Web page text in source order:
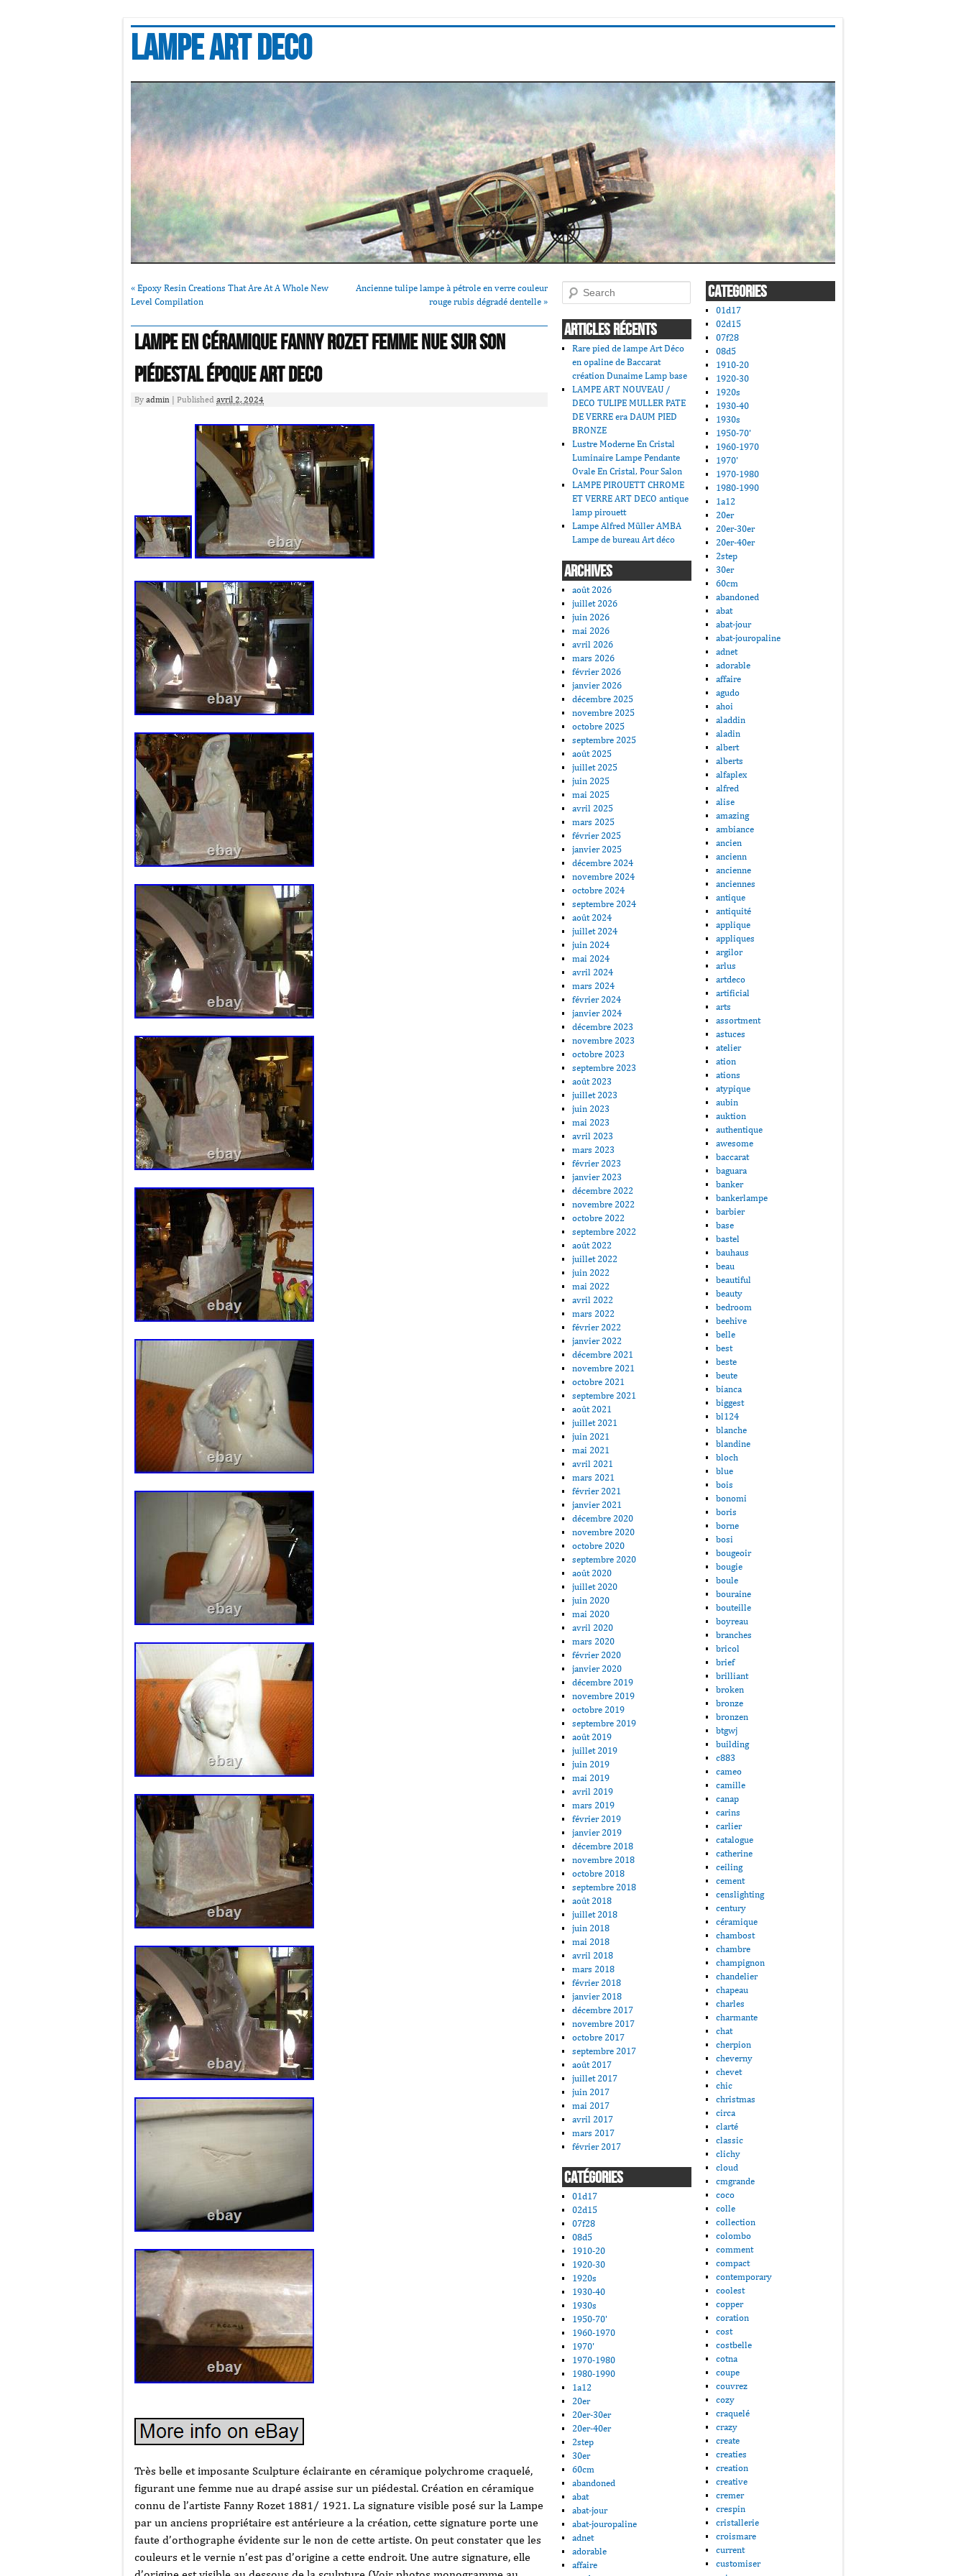
Lampe art deco
« Epoxy Resin Creations That Are At A Whole New
Level Compilation
Ancienne tulipe lampe à pétrole en verre couleur
rouge rubis dégradé dentelle »
Lampe en Céramique Fanny Rozet Femme nue sur son
piédestal époque ART DECO
By admin Published avril 2, 2024
Très belle et imposante Sculpture éclairante en céramique polychrome craquelé,
figurant une femme nue au drapé assise sur un piédestal. Création en céramique
connu de l’artiste Fanny Rozet 1881/ 1921. La signature visible posé sur la Lampe
par un anciens propriétaire est antérieure a la création, cette signature porte une
faute d’orthographe évidente sur le non de cette artiste. On peut constater que les
couleurs et le vernie n’est pas d’origine a cette endroit. Une autre signature, elle
Search
ARTICLES RÉCENTS
Rare pied de lampe Art Déco
en opaline de Baccarat
création Dunaime Lamp base
LAMPE ART NOUVEAU /
DECO TULIPE MULLER PATE
DE VERRE era DAUM PIED
BRONZE
Lustre Moderne En Cristal
Luminaire Lampe Pendante
Ovale En Cristal, Pour Salon
LAMPE PIROUETT CHROME
ET VERRE ART DECO antique
lamp pirouett
Lampe Alfred Müller AMBA
Lampe de bureau Art déco
ARCHIVES
août 2026
juillet 2026
juin 2026
mai 2026
avril 2026
mars 2026
février 2026
janvier 2026
décembre 2025
novembre 2025
octobre 2025
septembre 2025
août 2025
juillet 2025
juin 2025
mai 2025
avril 2025
mars 2025
février 2025
janvier 2025
décembre 2024
novembre 2024
octobre 2024
septembre 2024
août 2024
juillet 2024
juin 2024
mai 2024
avril 2024
mars 2024
février 2024
janvier 2024
décembre 2023
novembre 2023
octobre 2023
septembre 2023
août 2023
juillet 2023
juin 2023
mai 2023
avril 2023
mars 2023
février 2023
janvier 2023
décembre 2022
novembre 2022
octobre 2022
septembre 2022
août 2022
juillet 2022
juin 2022
mai 2022
avril 2022
mars 2022
février 2022
janvier 2022
décembre 2021
novembre 2021
octobre 2021
septembre 2021
août 2021
juillet 2021
juin 2021
mai 2021
avril 2021
mars 2021
février 2021
janvier 2021
décembre 2020
novembre 2020
octobre 2020
septembre 2020
août 2020
juillet 2020
juin 2020
mai 2020
avril 2020
mars 2020
février 2020
janvier 2020
décembre 2019
novembre 2019
octobre 2019
septembre 2019
août 2019
juillet 2019
juin 2019
mai 2019
avril 2019
mars 2019
février 2019
janvier 2019
décembre 2018
novembre 2018
octobre 2018
septembre 2018
août 2018
juillet 2018
juin 2018
mai 2018
avril 2018
mars 2018
février 2018
janvier 2018
décembre 2017
novembre 2017
octobre 2017
septembre 2017
août 2017
juillet 2017
juin 2017
mai 2017
avril 2017
mars 2017
février 2017
CATÉGORIES
01d17
02d15
07f28
08d5
1910-20
1920-30
1920s
1930-40
1930s
1950-70'
1960-1970
1970'
1970-1980
1980-1990
1a12
20er
20er-30er
20er-40er
2step
30er
60cm
abandoned
abat
abat-jour
abat-jouropaline
adnet
adorable
affaire
CATEGORIES
01d17
02d15
07f28
08d5
1910-20
1920-30
1920s
1930-40
1930s
1950-70'
1960-1970
1970'
1970-1980
1980-1990
1a12
20er
20er-30er
20er-40er
2step
30er
60cm
abandoned
abat
abat-jour
abat-jouropaline
adnet
adorable
affaire
agudo
ahoi
aladdin
aladin
albert
alberts
alfaplex
alfred
alise
amazing
ambiance
ancien
ancienn
ancienne
anciennes
antique
antiquité
applique
appliques
argilor
arlus
artdeco
artificial
arts
assortment
astuces
atelier
ation
ations
atypique
aubin
auktion
authentique
awesome
baccarat
baguara
banker
bankerlampe
barbier
base
bastel
bauhaus
beau
beautiful
beauty
bedroom
beehive
belle
best
beste
beute
bianca
biggest
bl124
blanche
blandine
bloch
blue
bois
bonomi
boris
borne
bosi
bougeoir
bougie
boule
bouraine
bouteille
boyreau
branches
bricol
brief
brilliant
broken
bronze
bronzen
btgwj
building
c883
cameo
camille
canap
carins
carlier
catalogue
catherine
ceiling
cement
censlighting
century
céramique
chambost
chambre
champignon
chandelier
chapeau
charles
charmante
chat
cherpion
cheverny
chevet
chic
christmas
circa
clarté
classic
clichy
cloud
cmgrande
coco
colle
collection
colombo
comment
compact
contemporary
coolest
copper
coration
cost
costbelle
cotna
coupe
couvrez
cozy
craquelé
crazy
create
creaties
creation
creative
cremer
crespin
cristallerie
croismare
current
customiser